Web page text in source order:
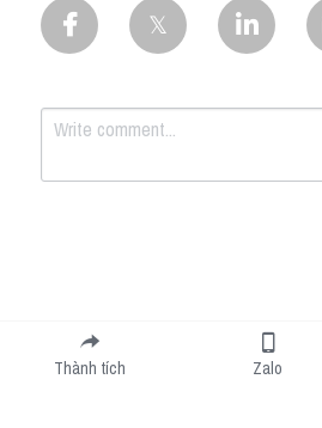
Submit
Thành tích Zalo